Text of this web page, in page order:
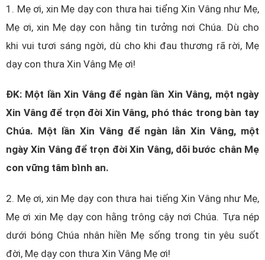
1. Mẹ ơi, xin Mẹ dạy con thưa hai tiểng Xin Vâng như Mẹ,
Mẹ ơi, xin Mẹ dạy con hằng tin tưởng nơi Chúa. Dù cho
khi vui tươi sáng ngời, dù cho khi đau thương rã rời, Mẹ
dạy con thưa Xin Vâng Mẹ ơi!
ĐK: Một lần Xin Vâng để ngàn lần Xin Vâng, một ngày
Xin Vâng để trọn đời Xin Vâng, phó thác trong bàn tay
Chúa. Một lần Xin Vâng để ngàn lằn Xin Vâng, một
ngày Xin Vâng để trọn đời Xin Vâng, dõi bước chân Mẹ
con vững tâm bình an.
2. Mẹ ơi, xin Mẹ dạy con thưa hai tiếng Xin Vâng như Mẹ,
Mẹ ơi xin Mẹ dạy con hằng trông cậy nơi Chúa. Tựa nép
dưới bóng Chúa nhân hiền Mẹ sống trong tin yêu suốt
đời, Mẹ dạy con thưa Xin Vâng Mẹ ơi!